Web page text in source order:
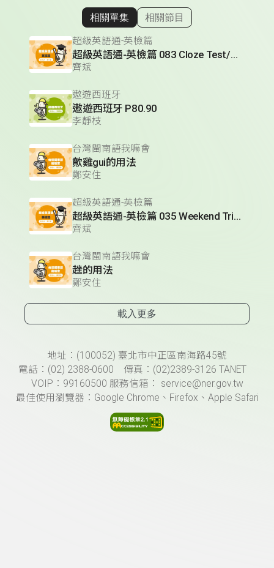
顯示相關單集
相關單集 相關節目
超級英語通-英檢篇
超級英語通-英檢篇 083 Cloze Test/段落填空-13
齊斌
遨遊西班牙
遨遊西班牙 P80.90
李靜枝
台灣閩南語我嘛會
歕雞gui的用法
鄭安住
超級英語通-英檢篇
超級英語通-英檢篇 035 Weekend Trip- 週末旅遊
齊斌
台灣閩南語我嘛會
趖的用法
鄭安住
載入更多
頁尾資訊地址：(100052) 臺北市中正區南海路45號
電話：(02) 2388-0600 傳真：(02)2389-3126 TANET
VOIP：99160500 服務信箱： service@ner.gov.tw
最佳使用瀏覽器：Google Chrome、Firefox、Apple Safari